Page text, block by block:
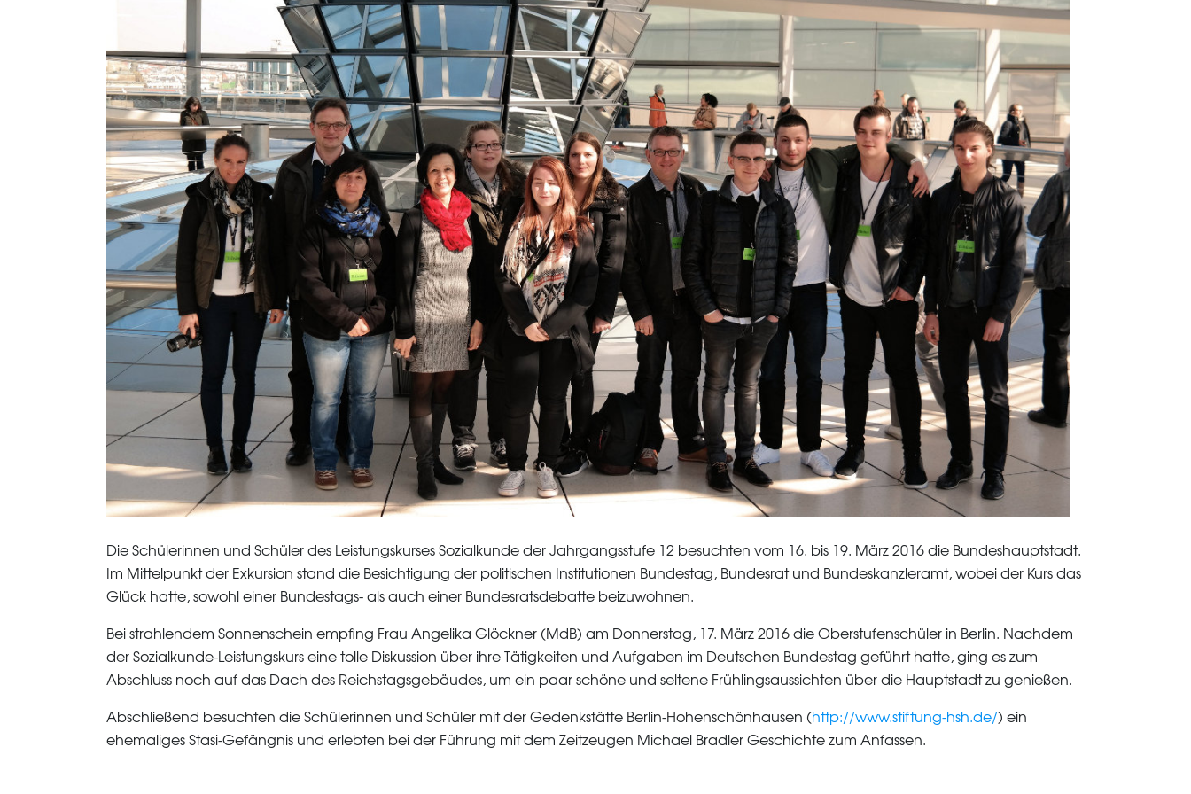
Die Schülerinnen und Schüler des Leistungskurses Sozialkunde der Jahrgangsstufe 12 besuchten vom 16. bis 19. März 2016 die Bundeshauptstadt.
Im Mittelpunkt der Exkursion stand die Besichtigung der politischen Institutionen Bundestag, Bundesrat und Bundeskanzleramt, wobei der Kurs das
Glück hatte, sowohl einer Bundestags- als auch einer Bundesratsdebatte beizuwohnen.
Bei strahlendem Sonnenschein empfing Frau Angelika Glöckner (MdB) am Donnerstag, 17. März 2016 die Oberstufenschüler in Berlin. Nachdem
der Sozialkunde-Leistungskurs eine tolle Diskussion über ihre Tätigkeiten und Aufgaben im Deutschen Bundestag geführt hatte, ging es zum
Abschluss noch auf das Dach des Reichstagsgebäudes, um ein paar schöne und seltene Frühlingsaussichten über die Hauptstadt zu genießen.
Abschließend besuchten die Schülerinnen und Schüler mit der Gedenkstätte Berlin-Hohenschönhausen (http://www.stiftung-hsh.de/) ein
ehemaliges Stasi-Gefängnis und erlebten bei der Führung mit dem Zeitzeugen Michael Bradler Geschichte zum Anfassen.